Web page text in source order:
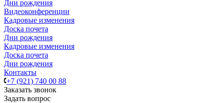
Дни рождения
Видеоконференции
Кадровые изменения
Доска почета
Дни рождения
Кадровые изменения
Доска почета
Дни рождения
Контакты
+7 (921) 740 00 88
Заказать звонок
Задать вопрос